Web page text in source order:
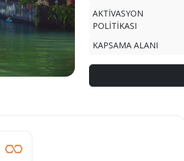
AKTİVASYON
POLİTİKASI
KAPSAMA ALANI